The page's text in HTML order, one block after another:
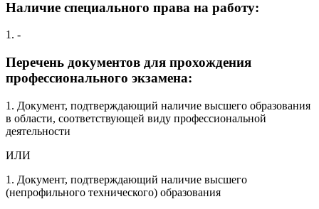
Наличие специального права на работу:
1. -
Перечень документов для прохождения
профессионального экзамена:
1. Документ, подтверждающий наличие высшего образования
в области, соответствующей виду профессиональной
деятельности
ИЛИ
1. Документ, подтверждающий наличие высшего
(непрофильного технического) образования